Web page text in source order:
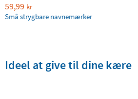
59,99 kr
Små strygbare navnemærker
Ideel at give til dine kære